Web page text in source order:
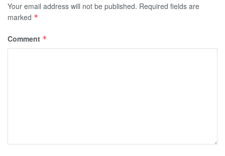
Your email address will not be published. Required fields are
marked *
Comment *